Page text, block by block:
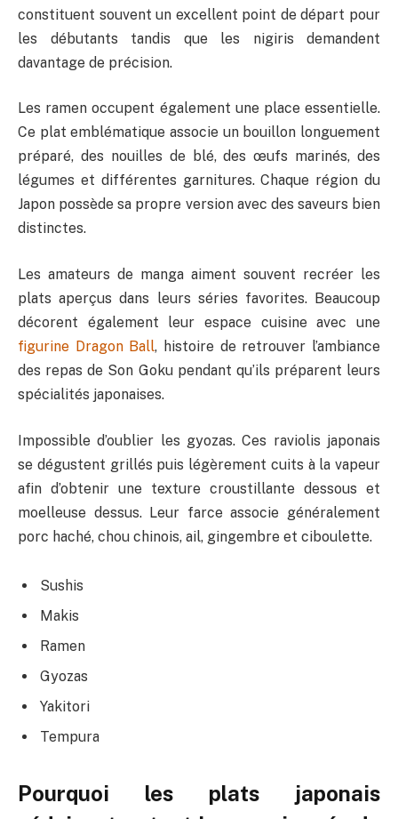
constituent souvent un excellent point de départ pour
les débutants tandis que les nigiris demandent
davantage de précision.
Les ramen occupent également une place essentielle.
Ce plat emblématique associe un bouillon longuement
préparé, des nouilles de blé, des œufs marinés, des
légumes et différentes garnitures. Chaque région du
Japon possède sa propre version avec des saveurs bien
distinctes.
Les amateurs de manga aiment souvent recréer les
plats aperçus dans leurs séries favorites. Beaucoup
décorent également leur espace cuisine avec une
figurine Dragon Ball, histoire de retrouver l’ambiance
des repas de Son Goku pendant qu’ils préparent leurs
spécialités japonaises.
Impossible d’oublier les gyozas. Ces raviolis japonais
se dégustent grillés puis légèrement cuits à la vapeur
afin d’obtenir une texture croustillante dessous et
moelleuse dessus. Leur farce associe généralement
porc haché, chou chinois, ail, gingembre et ciboulette.
Sushis
Makis
Ramen
Gyozas
Yakitori
Tempura
Pourquoi les plats japonais